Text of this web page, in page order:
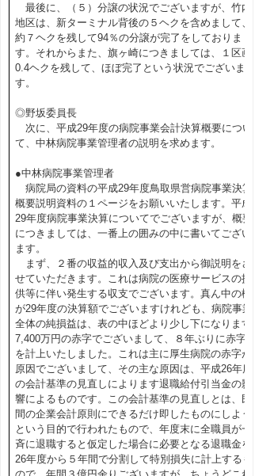
最後に、（５）分譲の状況でございますが、竹内
地区は、新ターミナル背後の５ヘクを含めまして、
約７ヘクを残して94％の分譲が完了をしておりま
す。それからまた、旗ヶ崎につきましては、１区画
0.4ヘクを残して、ほぼ完了という状況でございま
す。
◎野坂委員長
次に、平成29年度の病院事業会計決算概要につい
て、中林病院事業管理者の説明を求めます。
●中林病院事業管理者
病院局の資料の平成29年度鳥取県営病院事業決算
概要説明資料の１ページをお願いいたします。平成
29年度病院事業決算についてでございますが、概要
につきましては、一番上の囲みの中に書いてござい
ます。
まず、２番の収益的収入及び支出から御説明をさ
せていただきます。これは病院の医療サービスの提
供等に伴い発生する収支でございます。真ん中の欄
が29年度の決算額でございますけれども、病院事業
全体の純損益は、表の中ほどより少し下になります
7,400万円の赤字でございまして、８年ぶりに赤字
を計上いたしました。これは主に厚生病院の赤字が
原因でございまして、その主な原因は、平成26年度
の会計基準の見直しによります退職給付引当金の影
響によるものです。この会計基準の見直しとは、民
間の企業会計原則にできるだけ即したものにしよう
という目的で行われたもので、年度末に全職員が一
斉に退職すると仮定した場合に必要となる退職金を
26年度から５年間で分割して特別損失に計上するも